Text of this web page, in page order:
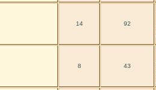
14 92
8 43